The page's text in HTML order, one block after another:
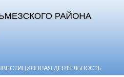
РАЙОНА
Skip to content
ДЕЯТЕЛЬНОСТЬ